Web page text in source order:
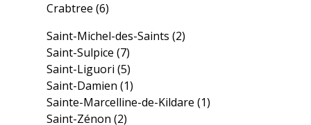
Crabtree(6)
Saint-Michel-des-Saints(2)
Saint-Sulpice(7)
Saint-Liguori(5)
Saint-Damien(1)
Sainte-Marcelline-de-Kildare(1)
Saint-Zénon(2)